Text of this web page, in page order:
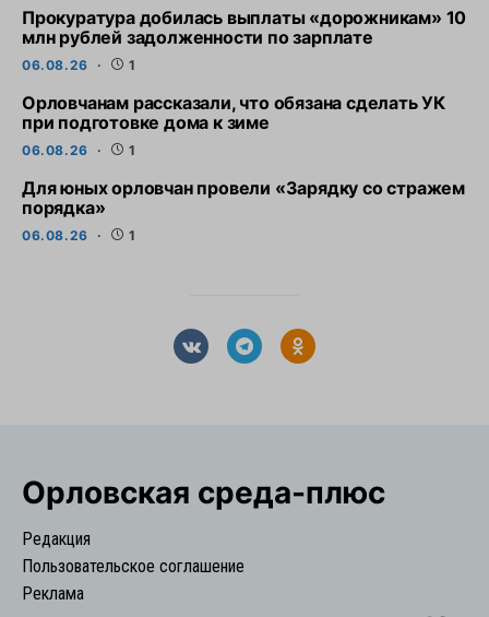
Прокуратура добилась выплаты «дорожникам» 10
млн рублей задолженности по зарплате
06.08.26 1
Орловчанам рассказали, что обязана сделать УК
при подготовке дома к зиме
06.08.26 1
Для юных орловчан провели «Зарядку со стражем
порядка»
06.08.26 1
Орловская cреда-плюс
Редакция
Пользовательское соглашение
Реклама